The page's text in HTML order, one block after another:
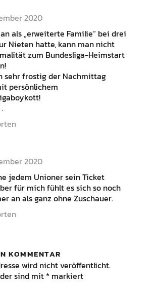
2020
als „erweiterte Familie“ bei drei
Nieten hatte, kann man nicht
zum Bundesliga-Heimstart
sehr frostig der Nachmittag
persönlichem
2020
jedem Unioner sein Ticket
für mich fühlt es sich so noch
an als ganz ohne Zuschauer.
KOMMENTAR
wird nicht veröffentlicht.
sind mit * markiert